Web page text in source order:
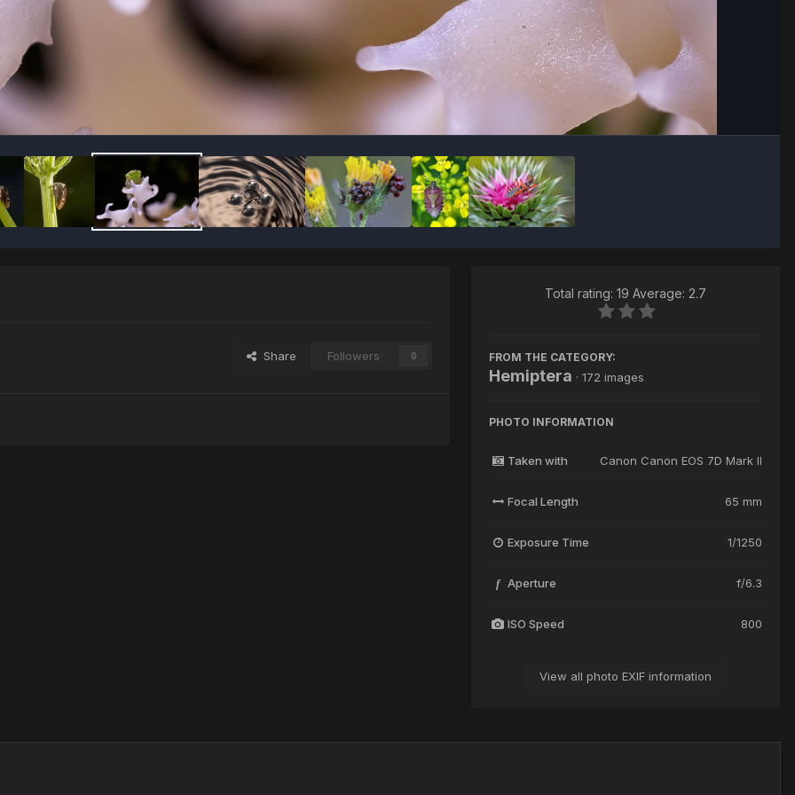
Share Followers 0
Total rating: 19 Average: 2.7
FROM THE CATEGORY:
Hemiptera · 172 images
PHOTO INFORMATION
Taken with Canon Canon EOS 7D Mark II
Focal Length 65 mm
Exposure Time 1/1250
f Aperture f/6.3
ISO Speed 800
View all photo EXIF information